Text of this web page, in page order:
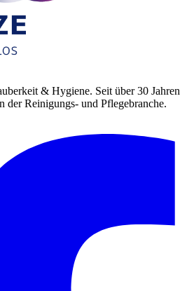
& Hygiene. Seit über 30 Jahren
der Reinigungs- und Pflegebranche.